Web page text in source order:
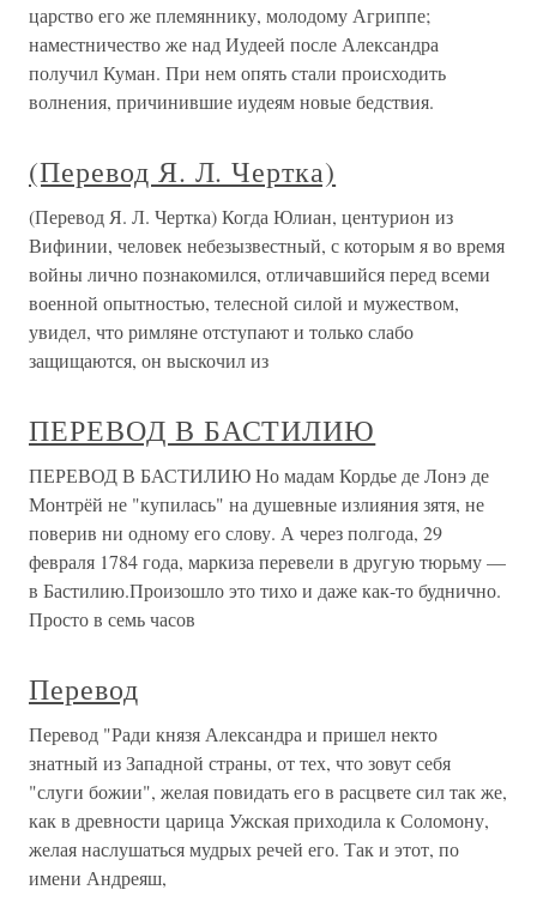
царство его же племяннику, молодому Агриппе;
наместничество же над Иудеей после Александра
получил Куман. При нем опять стали происходить
волнения, причинившие иудеям новые бедствия.
(Перевод Я. Л. Чертка)
(Перевод Я. Л. Чертка) Когда Юлиан, центурион из
Вифинии, человек небезызвестный, с которым я во время
войны лично познакомился, отличавшийся перед всеми
военной опытностью, телесной силой и мужеством,
увидел, что римляне отступают и только слабо
защищаются, он выскочил из
ПЕРЕВОД В БАСТИЛИЮ
ПЕРЕВОД В БАСТИЛИЮ Но мадам Кордье де Лонэ де
Монтрёй не "купилась" на душевные излияния зятя, не
поверив ни одному его слову. А через полгода, 29
февраля 1784 года, маркиза перевели в другую тюрьму —
в Бастилию.Произошло это тихо и даже как-то буднично.
Просто в семь часов
Перевод
Перевод "Ради князя Александра и пришел некто
знатный из Западной страны, от тех, что зовут себя
"слуги божии", желая повидать его в расцвете сил так же,
как в древности царица Ужская приходила к Соломону,
желая наслушаться мудрых речей его. Так и этот, по
имени Андреяш,